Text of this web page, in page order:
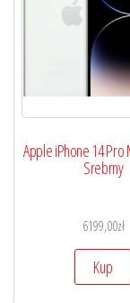
Apple iPhone 14 Pro
Srebrny
6199,00zł
Kup